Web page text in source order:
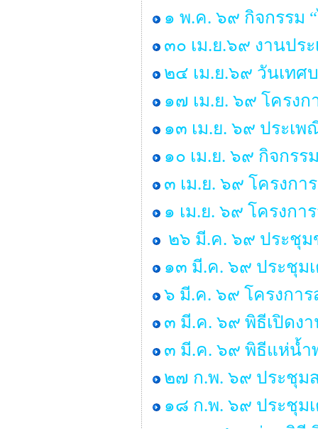
๑ พ.ค. ๖๙ กิจกรรม
๓๐ เม.ย.๖๙ งานปร
๒๔ เม.ย.๖๙ วันเท
๑๗ เม.ย. ๖๙ โครง
๑๓ เม.ย. ๖๙ ประเ
๑๐ เม.ย. ๖๙ กิจกร
๓ เม.ย. ๖๙ โครงก
๑ เม.ย. ๖๙ โครงก
๒๖ มี.ค. ๖๙ ประชุม
๑๓ มี.ค. ๖๙ ประชุม
๖ มี.ค. ๖๙ โครงกา
๓ มี.ค. ๖๙ พิธีเปิดง
๓ มี.ค. ๖๙ พิธีแห่น้ำ
๒๗ ก.พ. ๖๙ ประชุม
๑๘ ก.พ. ๖๙ ประชุม